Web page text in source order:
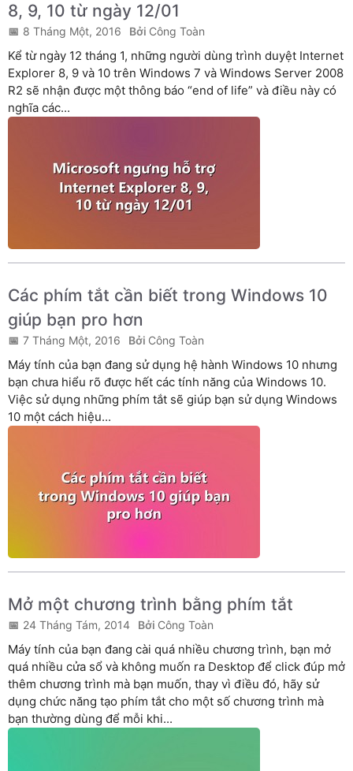
8, 9, 10 từ ngày 12/01
8 Tháng Một, 2016 Công Toàn
Kể từ ngày 12 tháng 1, những người dùng trình duyệt Internet
Explorer 8, 9 và 10 trên Windows 7 và Windows Server 2008
R2 sẽ nhận được một thông báo “end of life” và điều này có
nghĩa các...
Các phím tắt cần biết trong Windows 10
giúp bạn pro hơn
7 Tháng Một, 2016 Công Toàn
Máy tính của bạn đang sử dụng hệ hành Windows 10 nhưng
bạn chưa hiểu rõ được hết các tính năng của Windows 10.
Việc sử dụng những phím tắt sẽ giúp bạn sử dụng Windows
10 một cách hiệu...
Mở một chương trình bằng phím tắt
24 Tháng Tám, 2014 Công Toàn
Máy tính của bạn đang cài quá nhiều chương trình, bạn mở
quá nhiều cửa sổ và không muốn ra Desktop để click đúp mở
thêm chương trình mà bạn muốn, thay vì điều đó, hãy sử
dụng chức năng tạo phím tắt cho một số chương trình mà
bạn thường dùng để mỗi khi...